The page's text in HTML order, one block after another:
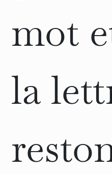
mot
la